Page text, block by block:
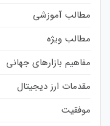
مطالب آموزشی
مطالب ویژه
مفاهیم بازارهای جهانی
مقدمات ارز دیجیتال
موفقیت